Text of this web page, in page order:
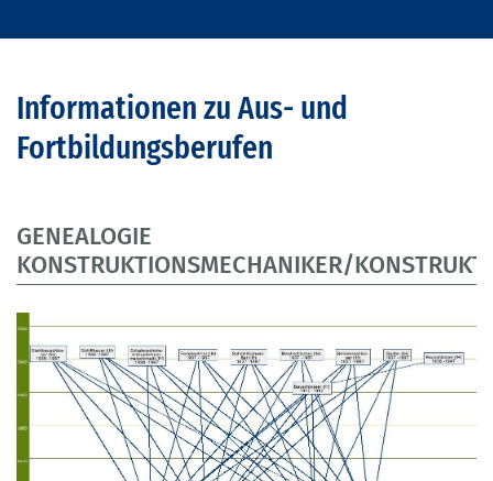
Informationen zu Aus- und
Fortbildungsberufen
GENEALOGIE
KONSTRUKTIONSMECHANIKER/